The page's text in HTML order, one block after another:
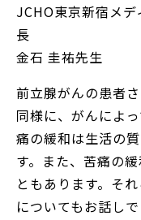
JCHO東京新宿メ
長
金石 圭祐先生
前立腺がんの患者
同様に、がんによ
痛の緩和は生活の
す。また、苦痛の
ともあります。そ
についてもお話し